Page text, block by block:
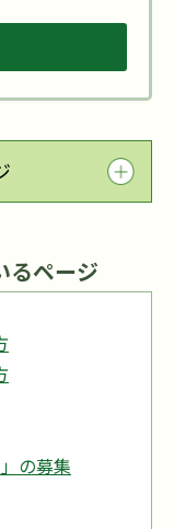
るページ
の募集